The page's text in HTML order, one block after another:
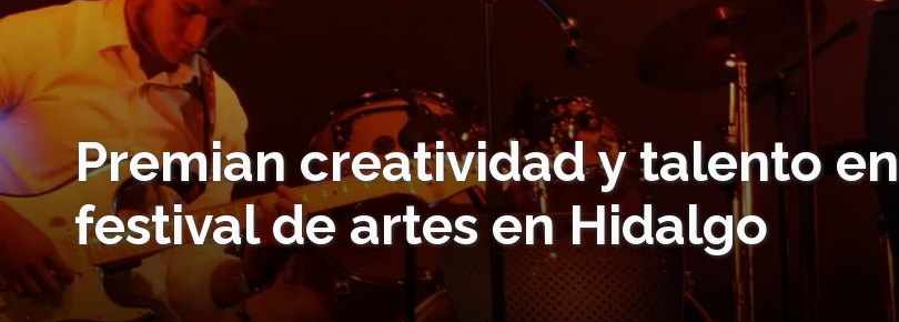
Premian creatividad y talento en
festival de artes en Hidalgo